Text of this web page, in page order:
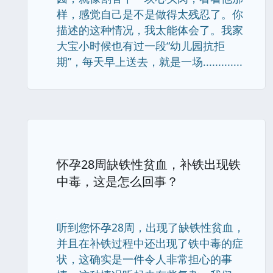
样，感觉自己是不是做得太残忍了。你
描述的这种情况，我太能体会了。我家
大宝小时候也有过一段“幼儿园抗拒
期”，每天早上送去，就是一场.............
怀孕28周缺铁性贫血，补铁出现铁
中毒，这是怎么回事？
听到您怀孕28周，出现了缺铁性贫血，
并且在补铁过程中还出现了铁中毒的症
状，这确实是一件令人非常担心的事